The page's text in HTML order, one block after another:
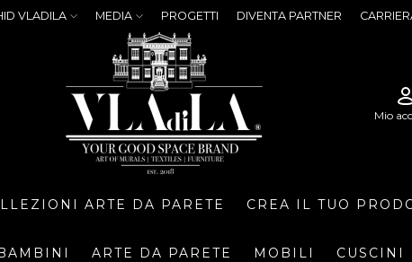
VLADILA MEDIA PROGETTI DIVENTA PARTNER
ARTE DA PARETE CREA IL TUO
ARTE DA PARETE MOBILI CUSCINI